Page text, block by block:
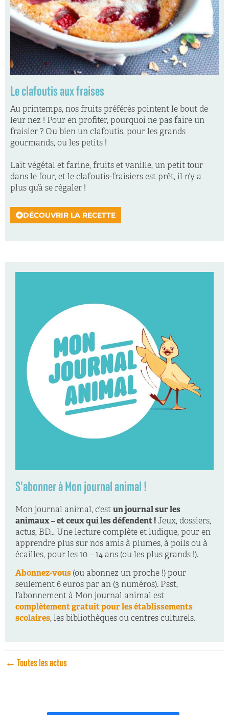
Le clafoutis aux fraises
Au printemps, nos fruits préférés pointent le bout de
leur nez ! Pour en profiter, pourquoi ne pas faire un
fraisier ? Ou bien un clafoutis, pour les grands
gourmands, ou les petits !
Lait végétal et farine, fruits et vanille, un petit tour
dans le four, et le clafoutis-fraisiers est prêt, il n’y a
plus qu’à se régaler !
DÉCOUVRIR LA RECETTE
S'abonner à Mon journal animal !
Mon journal animal, c’est un journal sur les
animaux – et ceux qui les défendent ! Jeux, dossiers,
actus, BD… Une lecture complète et ludique, pour en
apprendre plus sur nos amis à plumes, à poils ou à
écailles, pour les 10 – 14 ans (ou les plus grands !).
Abonnez-vous (ou abonnez un proche !) pour
seulement 6 euros par an (3 numéros). Psst,
l’abonnement à Mon journal animal est
complètement gratuit pour les établissements
scolaires, les bibliothèques ou centres culturels.
← Toutes les actus